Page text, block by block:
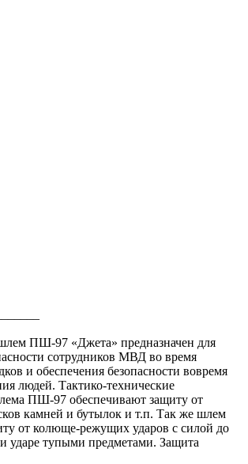
ПШ-97 «Джета» предназначен для
сотрудников МВД во время
и обеспечения безопасности вовремя
людей. Тактико-технические
ПШ-97 обеспечивают защиту от
камней и бутылок и т.п. Так же шлем
от колюще-режущих ударов с силой до
тупыми предметами. Защита